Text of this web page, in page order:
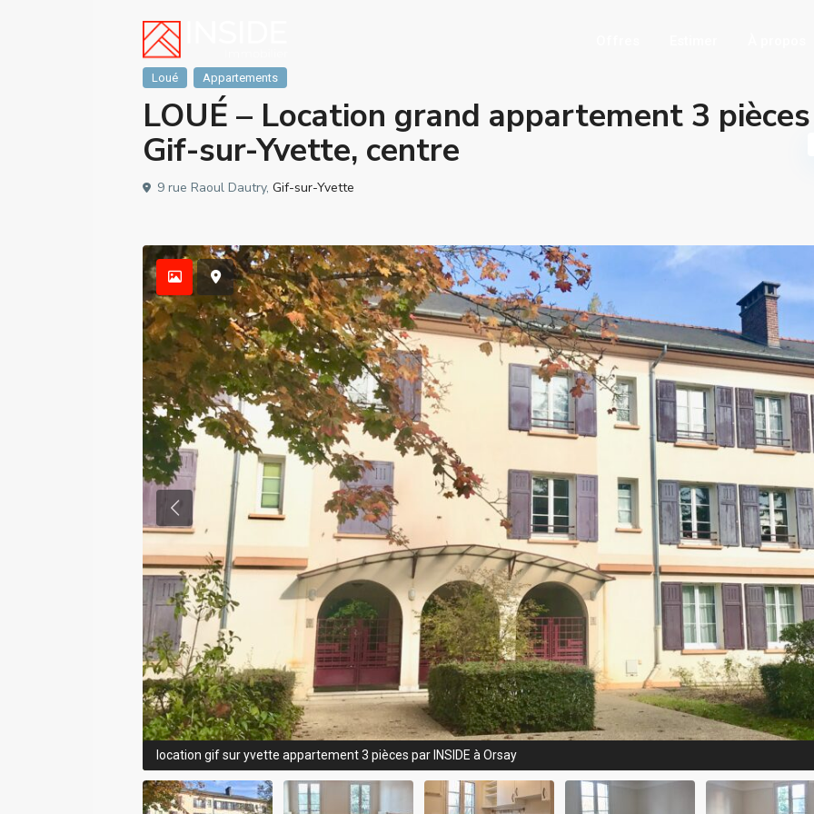
Loué Appartements
LOUÉ – Location grand appartement 3 pièces
Gif-sur-Yvette, centre
9 rue Raoul Dautry, Gif-sur-Yvette
location gif sur yvette appartement 3 pièces par INSIDE à Orsay